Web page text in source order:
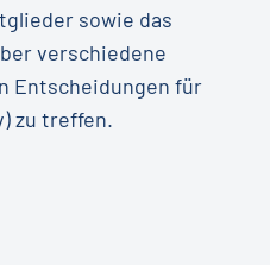
sowie das
verschiedene
Entscheidungen für
zu treffen.